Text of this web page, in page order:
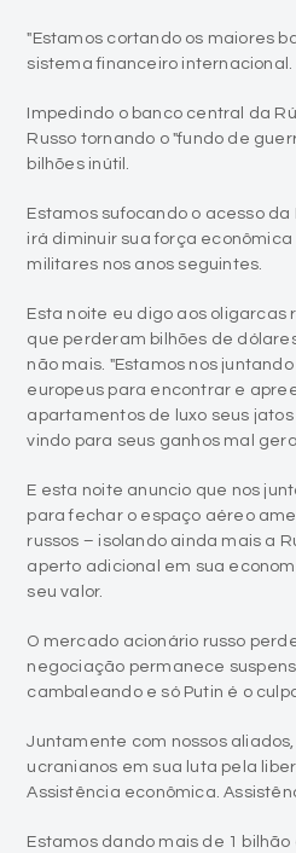
"Estamos cortando os maiores
sistema financeiro internacional.
Impedindo o banco central da
Russo tornando o "fundo de
bilhões inútil.
Estamos sufocando o acesso
irá diminuir sua força
militares nos anos seguintes.
Esta noite eu digo aos oligarcas
que perderam bilhões de
não mais. "Estamos nos
europeus para encontrar e
apartamentos de luxo seus
vindo para seus ganhos mal
E esta noite anuncio que nos
para fechar o espaço aéreo
russos – isolando ainda mais a
aperto adicional em sua
seu valor.
O mercado acionário russo
negociação permanece
cambaleando e só Putin é o
Juntamente com nossos
ucranianos em sua luta pela
Assistência econômica.
Estamos dando mais de 1